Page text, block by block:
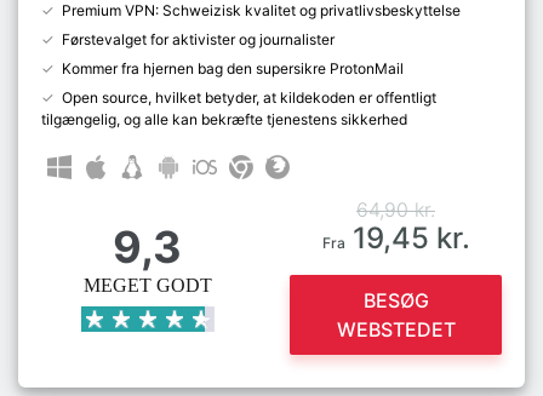
Premium VPN: Schweizisk kvalitet og privatlivsbeskyttelse
Førstevalget for aktivister og journalister
Kommer fra hjernen bag den supersikre ProtonMail
Open source, hvilket betyder, at kildekoden er offentligt
tilgængelig, og alle kan bekræfte tjenestens sikkerhed
9,3
MEGET GODT
64,90 kr.
Fra 19,45 kr.
BESØG
WEBSTEDET